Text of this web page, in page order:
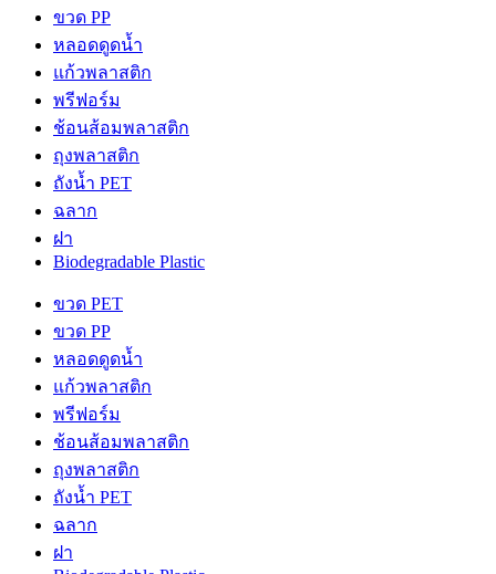
ขวด PP
หลอดดูดน้ำ
แก้วพลาสติก
พรีฟอร์ม
ช้อนส้อมพลาสติก
ถุงพลาสติก
ถังน้ำ PET
ฉลาก
ฝา
Biodegradable Plastic
ขวด PET
ขวด PP
หลอดดูดน้ำ
แก้วพลาสติก
พรีฟอร์ม
ช้อนส้อมพลาสติก
ถุงพลาสติก
ถังน้ำ PET
ฉลาก
ฝา